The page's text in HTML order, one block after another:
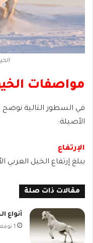
مواصفات
في السطور التالية
الأصيلة:
الإرتفاع
يبلغ إرتفاع الخيل العربي
مقالات ذات صلة
أنواع
1 نوفمبر، 2024